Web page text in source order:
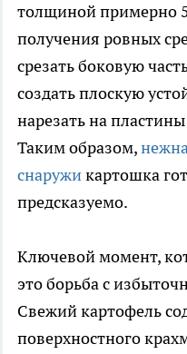
толщиной примерно
получения ровных
срезать боковую
создать плоскую
нарезать на
Таким образом,
снаружикартошка
предсказуемо.
Ключевой момент,
это борьба с
Свежий картофель
поверхностного